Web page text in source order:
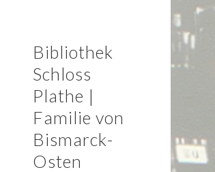
Bibliothek
Schloss
Plathe |
Familie von
Bismarck-
Osten